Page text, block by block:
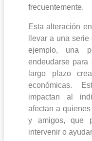
frecuentemente.
Esta alteración
llevar a una
ejemplo, una
endeudarse
largo plazo
económicas.
impactan al
afectan a
y amigos, que
intervenir o